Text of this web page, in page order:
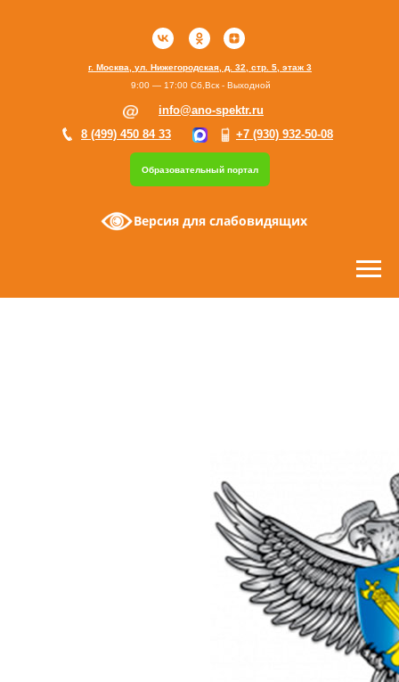
Образовательный портал
г. Москва, ул. Нижегородская, д. 32, стр. 5, этаж 3
+7 (930) 932-50-08
8 (499) 450 84 33
info@ano-spektr.ru
9:00 — 17:00 Сб,Вск - Выходной
Версия для слабовидящих